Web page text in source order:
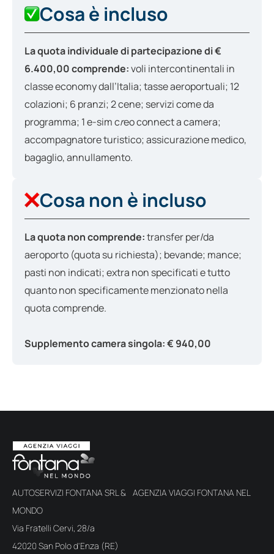
Cosa è incluso
La quota individuale di partecipazione di €
6.400,00 comprende:voli intercontinentali in
classe economy dall’Italia; tasse aeroportuali; 12
colazioni; 6 pranzi; 2 cene; servizi come da
programma; 1 e-sim creo connect a camera;
accompagnatore turistico; assicurazione medico,
bagaglio, annullamento.
Cosa non è incluso
La quota non comprende:transfer per/da
aeroporto (quota su richiesta); bevande; mance;
pasti non indicati; extra non specificati e tutto
quanto non specificamente menzionato nella
quota comprende.
Supplemento camera singola: € 940,00
AUTOSERVIZI FONTANA SRL & AGENZIA VIAGGI FONTANA NEL
MONDO
Via Fratelli Cervi, 28/a
42020 San Polo d'Enza (RE)